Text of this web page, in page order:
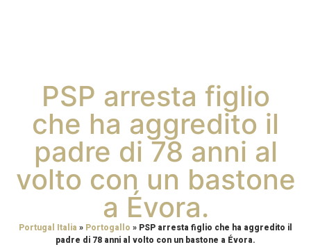
PSP arresta figlio
che ha aggredito il
padre di 78 anni al
volto con un bastone
a Évora.
Portugal Italia » Portogallo » PSP arresta figlio che ha aggredito il
padre di 78 anni al volto con un bastone a Évora.